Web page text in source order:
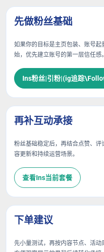
先做粉丝基础
如果你的目标是主页包装、账号
始，优先建立账号的第一层信任感。
Ins粉丝|引粉|(ig追踪
再补互动承接
粉丝基础稳定后，再结合点赞、
容更新和持续运营场景。
查看Ins当前套餐
下单建议
先小量测试，再按内容节点、活